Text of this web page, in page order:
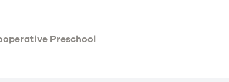
Preschool